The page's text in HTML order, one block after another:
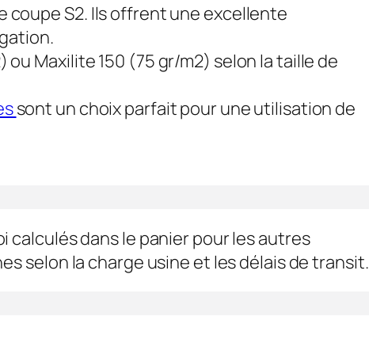
coupe S2. Ils offrent une excellente
Maxilite 150 (75 gr/m2) selon la taille de
sont un choix parfait pour une utilisation de
calculés dans le panier pour les autres
selon la charge usine et les délais de transit.